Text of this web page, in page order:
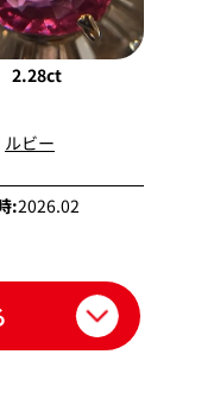
2.28ct
ルビー
:2026.02